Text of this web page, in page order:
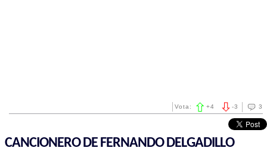
3
-3
Vota: +4
CANCIONERO DE FERNANDO DELGADILLO